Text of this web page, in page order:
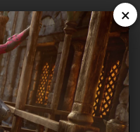
×